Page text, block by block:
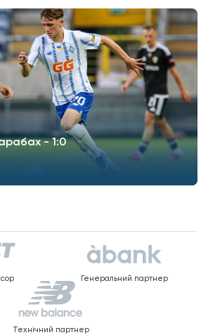
- 1:0
Генеральний партнер
Технічний партнер